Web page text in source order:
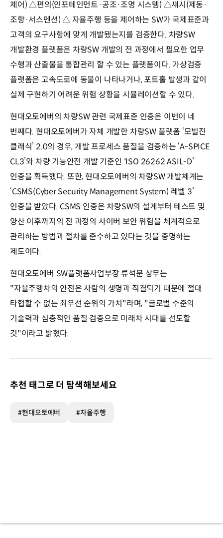
제어) △편의(인포테인먼트·공조·조명 시스템) △섀시(제동·
조향·서스펜션) △ 자율주행 등을 제어하는 SW가 국제표준과
고객의 요구사항에 맞게 개발됐는지를 검증한다. 차량SW
개발환경 플랫폼은 차량SW 개발의 전 과정에서 필요한 업무
수행과 산출물을 통합관리 할 수 있는 플랫폼이다. 가상검증
플랫폼은 고속도로에 동물이 나타나거나, 포트홀 발생과 같이
실제 구현하기 어려운 위험 상황을 시뮬레이션할 수 있다.
현대오토에버의 차량SW 관련 국제표준 인증은 이번이 네
번째다. 현대오토에버가 자체 개발한 차량SW 플랫폼 ‘모빌진
클래식’ 2.0의 경우, 개발 프로세스 품질을 검증하는 ‘A-SPICE
CL3’와 차량 기능안전 개발 기준인 'ISO 26262 ASIL-D’
인증을 획득했다. 또한, 현대오토에버의 차량SW 개발체계는
‘CSMS(Cyber Security Management System) 레벨 3’
인증을 받았다. CSMS 인증은 차량SW의 설계부터 테스트 및
양산 이후까지의 전 과정의 사이버 보안 위험을 체계적으로
관리하는 방법과 절차를 준수하고 있다는 것을 증명하는
제도이다.
현대오토에버 SW플랫폼사업부장 류석문 상무는
"자율주행차의 안전은 사람의 생명과 직결되기 때문에 절대
타협할 수 없는 최우선 순위의 가치"라며, "글로벌 수준의
기술력과 심층적인 품질 검증으로 미래차 시대를 선도할
것"이라고 밝혔다.
추천 태그로 더 탐색해보세요
#현대오토에버 #자율주행